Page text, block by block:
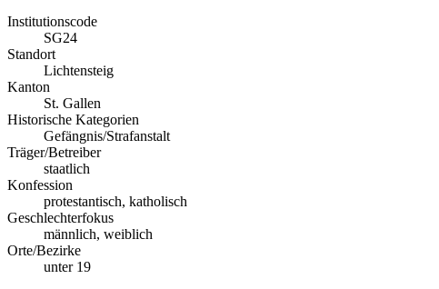
Institutionscode
SG24
Standort
Lichtensteig
Kanton
St. Gallen
Historische Kategorien
Gefängnis/Strafanstalt
Träger/Betreiber
staatlich
Konfession
protestantisch, katholisch
Geschlechterfokus
männlich, weiblich
Orte/Bezirke
unter 19